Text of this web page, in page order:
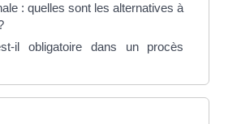
: quelles sont les alternatives à
il obligatoire dans un procès